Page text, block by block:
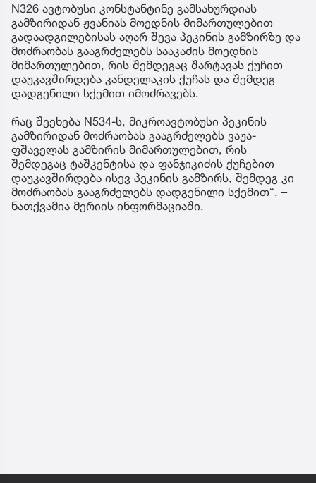
N326 ავტობუსი კონსტანტინე გამსახურდიას
გამზირიდან ჟვანიას მოედნის მიმართულებით
გადაადგილებისას აღარ შევა პეკინის გამზირზე და
მოძრაობას გააგრძელებს სააკაძის მოედნის
მიმართულებით, რის შემდეგაც შარტავას ქუჩით
დაუკავშირდება კანდელაკის ქუჩას და შემდეგ
დადგენილი სქემით იმოძრავებს.
რაც შეეხება N534-ს, მიკროავტობუსი პეკინის
გამზირიდან მოძრაობას გააგრძელებს ვაჟა-
ფშაველას გამზირის მიმართულებით, რის
შემდეგაც ტაშკენტისა და ფანჯიკიძის ქუჩებით
დაუკავშირდება ისევ პეკინის გამზირს, შემდეგ კი
მოძრაობას გააგრძელებს დადგენილი სქემით“, –
ნათქვამია მერიის ინფორმაციაში.